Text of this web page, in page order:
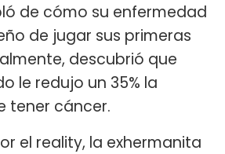
de cómo su enfermedad
de jugar sus primeras
descubrió que
le redujo un 35% la
tener cáncer.
el reality, la exhermanita